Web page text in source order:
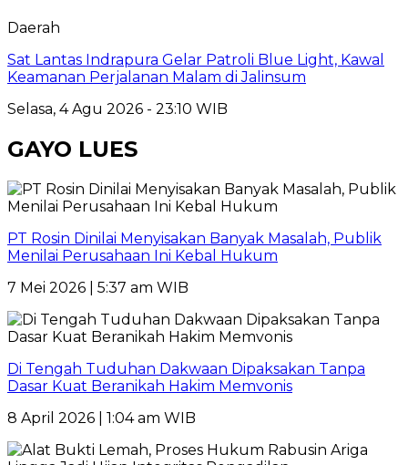
Daerah
Sat Lantas Indrapura Gelar Patroli Blue Light, Kawal
Keamanan Perjalanan Malam di Jalinsum
Selasa, 4 Agu 2026 - 23:10 WIB
GAYO LUES
PT Rosin Dinilai Menyisakan Banyak Masalah, Publik
Menilai Perusahaan Ini Kebal Hukum
7 Mei 2026 | 5:37 am WIB
Di Tengah Tuduhan Dakwaan Dipaksakan Tanpa
Dasar Kuat Beranikah Hakim Memvonis
8 April 2026 | 1:04 am WIB